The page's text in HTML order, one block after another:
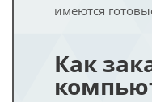
имеются
Как